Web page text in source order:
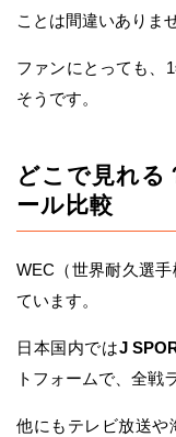
ことは間違いありま
ファンにとっても、
そうです。
どこで見れる
ール比較
WEC（世界耐久選
ています。
日本国内ではJ
トフォームで、全戦
他にもテレビ放送や